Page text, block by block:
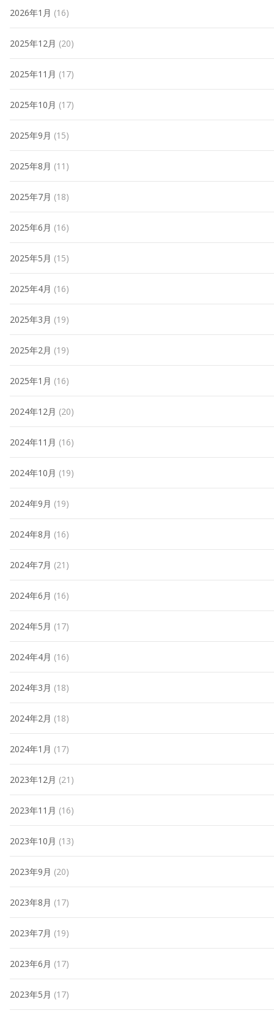
2026年1月 (16)
2025年12月 (20)
2025年11月 (17)
2025年10月 (17)
2025年9月 (15)
2025年8月 (11)
2025年7月 (18)
2025年6月 (16)
2025年5月 (15)
2025年4月 (16)
2025年3月 (19)
2025年2月 (19)
2025年1月 (16)
2024年12月 (20)
2024年11月 (16)
2024年10月 (19)
2024年9月 (19)
2024年8月 (16)
2024年7月 (21)
2024年6月 (16)
2024年5月 (17)
2024年4月 (16)
2024年3月 (18)
2024年2月 (18)
2024年1月 (17)
2023年12月 (21)
2023年11月 (16)
2023年10月 (13)
2023年9月 (20)
2023年8月 (17)
2023年7月 (19)
2023年6月 (17)
2023年5月 (17)